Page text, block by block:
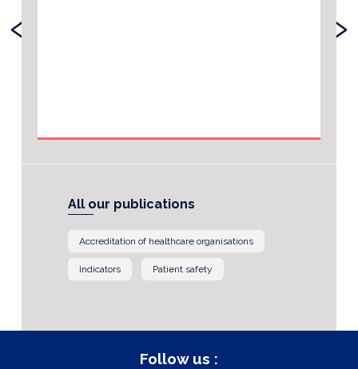
‹ ›
All our publications
Accreditation of healthcare organisations
Indicators Patient safety
Follow us :